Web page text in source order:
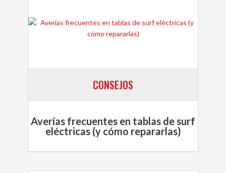
CONSEJOS
Averías frecuentes en tablas de surf
eléctricas (y cómo repararlas)